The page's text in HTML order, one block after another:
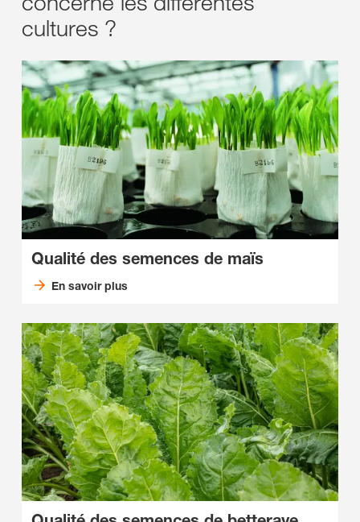
cultures ?
Qualité des semences de maïs
En savoir plus